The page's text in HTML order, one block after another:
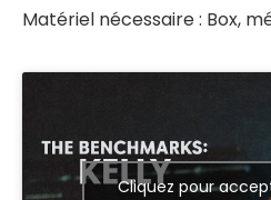
Matériel nécessaire : Box,
Cliquez pour